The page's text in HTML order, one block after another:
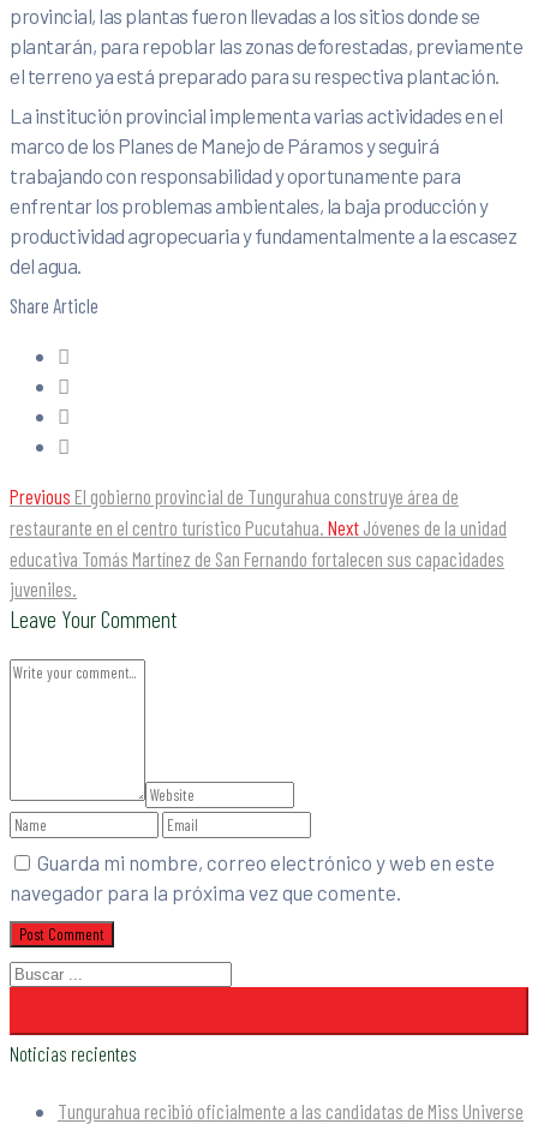
provincial, las plantas fueron llevadas a los sitios donde se
plantarán, para repoblar las zonas deforestadas, previamente
el terreno ya está preparado para su respectiva plantación.
La institución provincial implementa varias actividades en el
marco de los Planes de Manejo de Páramos y seguirá
trabajando con responsabilidad y oportunamente para
enfrentar los problemas ambientales, la baja producción y
productividad agropecuaria y fundamentalmente a la escasez
del agua.
Share Article
Previous El gobierno provincial de Tungurahua construye área de
restaurante en el centro turístico Pucutahua. Next Jóvenes de la unidad
educativa Tomás Martínez de San Fernando fortalecen sus capacidades
juveniles.
Leave Your Comment
Guarda mi nombre, correo electrónico y web en este
navegador para la próxima vez que comente.
Noticias recientes
Tungurahua recibió oficialmente a las candidatas de Miss Universe